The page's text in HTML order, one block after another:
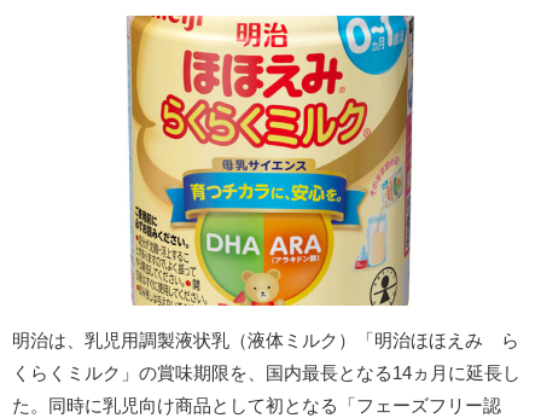
明治は、乳児用調製液状乳（液体ミルク）「明治ほほえみ ら
くらくミルク」の賞味期限を、国内最長となる14ヵ月に延長し
た。同時に乳児向け商品として初となる「フェーズフリー認